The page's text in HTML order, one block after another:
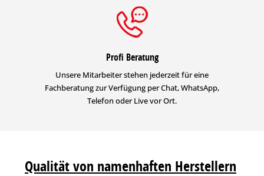
Profi Beratung
Unsere Mitarbeiter stehen jederzeit für eine
Fachberatung zur Verfügung per Chat, WhatsApp,
Telefon oder Live vor Ort.
Qualität von namenhaften Herstellern